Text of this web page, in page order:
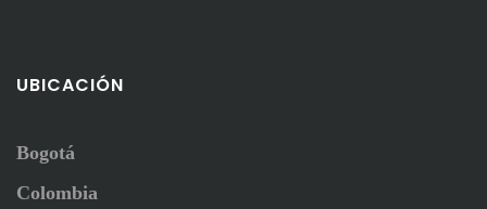
UBICACIÓN
Bogotá
Colombia